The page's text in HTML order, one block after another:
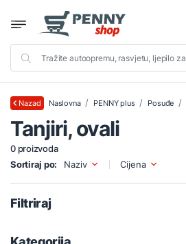
Nazad Naslovna PENNY plus Posuđe
Tanjiri, ovali
0 proizvoda
Sortiraj po:
Naziv Cijena
Filtriraj